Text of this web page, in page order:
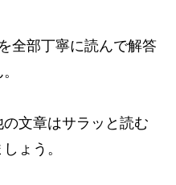
全部丁寧に読んで解答
文章はサラッと読む
ょう。